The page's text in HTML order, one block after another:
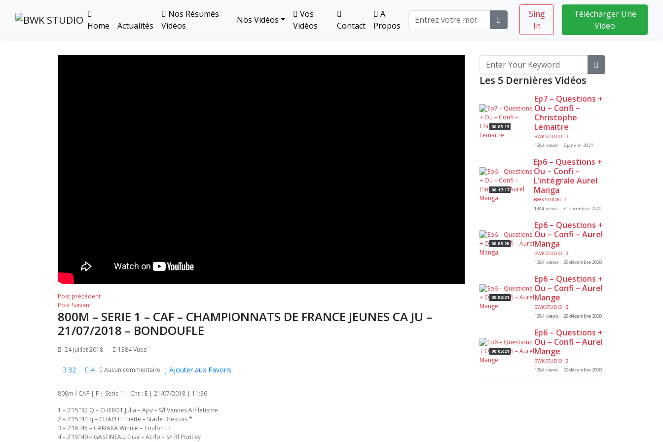
Home Actualités
Nos Résumés
Vidéos
Nos Vidéos
Vos
Vidéos
Contact
A
Propos
Sing
In
Télécharger Une
Video
Navigation
de
l’article
Post précédentPost
Post SuivantPost
suivant:
800M – SERIE 1 – CAF – CHAMPIONNATS DE FRANCE JEUNES CA JU –
21/07/2018 – BONDOUFLE
24 juillet 2018 1384 Vues
32 4 Aucun commentaire Ajouter aux Favoris
800m / CAF | F | Série 1 | Chr : E | 21/07/2018 | 11:36
1 – 2’15″32 Q – CHEROT Julia – Apv – S/l Vannes Athletisme
2 – 2’15″44 q – CHAPUT Eliette – Stade Brestois *
3 – 2’16″45 – CAMARA Winnie – Toulon Ec
4 – 2’19″40 – GASTINEAU Elisa – Acrlp – S/l Rl Pontivy
Les 5 Dernières Vidéos
00:05:13
Ep7 – Questions +
Ou – Confi –
Christophe
Lemaitre
BWK STUDIO
1384 views
5 janvier 2021
00:17:17
Ep6 – Questions +
Ou – Confi –
L’intégrale Aurel
Manga
BWK STUDIO
1384 views
31 décembre 2020
00:05:20
Ep6 – Questions +
Ou – Confi – Aurel
Manga
BWK STUDIO
1384 views
29 décembre 2020
00:05:21
Ep6 – Questions +
Ou – Confi – Aurel
Mange
BWK STUDIO
1384 views
29 décembre 2020
00:05:21
Ep6 – Questions +
Ou – Confi – Aurel
Mange
BWK STUDIO
1384 views
29 décembre 2020